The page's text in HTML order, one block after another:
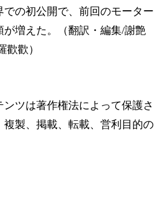
の初公開で、前回のモーター
が増えた。（翻訳・編集/謝艶
歡歡）
ツは著作権法によって保護さ
製、掲載、転載、営利目的の